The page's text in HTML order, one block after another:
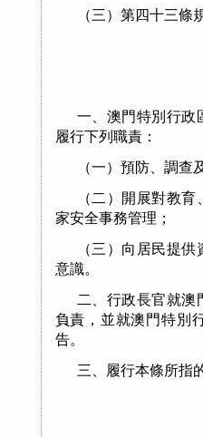
（三）第四十三條
一、澳門特別行政
履行下列職責：
（一）預防、調查
（二）開展對教
家安全事務管理；
（三）向居民提
意識。
二、行政長官就
負責，並就澳門特別
告。
三、履行本條所指